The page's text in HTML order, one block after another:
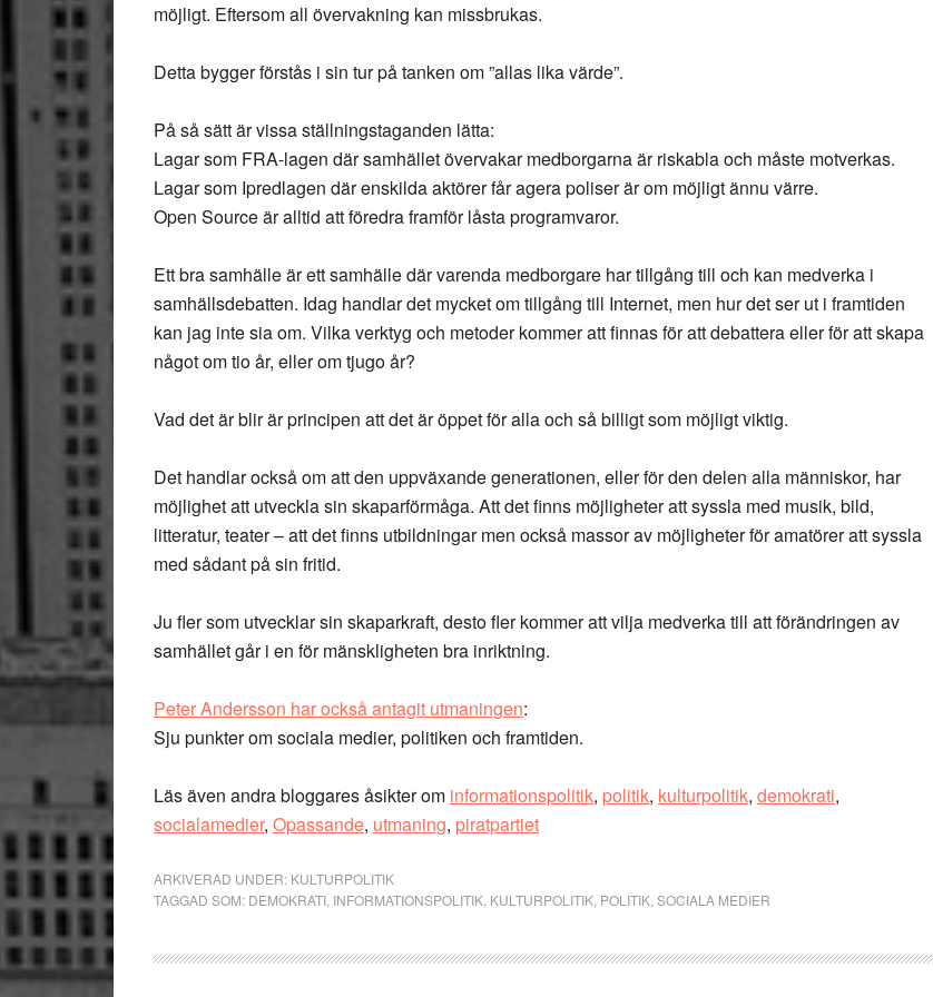
möjligt. Eftersom all övervakning kan missbrukas.
Detta bygger förstås i sin tur på tanken om ”allas lika värde”.
På så sätt är vissa ställningstaganden lätta:
Lagar som FRA-lagen där samhället övervakar medborgarna är riskabla och måste motverkas.
Lagar som Ipredlagen där enskilda aktörer får agera poliser är om möjligt ännu värre.
Open Source är alltid att föredra framför låsta programvaror.
Ett bra samhälle är ett samhälle där varenda medborgare har tillgång till och kan medverka i
samhällsdebatten. Idag handlar det mycket om tillgång till Internet, men hur det ser ut i framtiden
kan jag inte sia om. Vilka verktyg och metoder kommer att finnas för att debattera eller för att skapa
något om tio år, eller om tjugo år?
Vad det är blir är principen att det är öppet för alla och så billigt som möjligt viktig.
Det handlar också om att den uppväxande generationen, eller för den delen alla människor, har
möjlighet att utveckla sin skaparförmåga. Att det finns möjligheter att syssla med musik, bild,
litteratur, teater – att det finns utbildningar men också massor av möjligheter för amatörer att syssla
med sådant på sin fritid.
Ju fler som utvecklar sin skaparkraft, desto fler kommer att vilja medverka till att förändringen av
samhället går i en för mänskligheten bra inriktning.
Peter Andersson har också antagit utmaningen:
Sju punkter om sociala medier, politiken och framtiden.
Läs även andra bloggares åsikter om informationspolitik, politik, kulturpolitik, demokrati,
socialamedier, Opassande, utmaning, piratpartiet
ARKIVERAD UNDER: KULTURPOLITIK
TAGGAD SOM: DEMOKRATI INFORMATIONSPOLITIK KULTURPOLITIK POLITIK SOCIALA MEDIER